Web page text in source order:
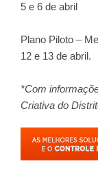
5 e 6 de abril
Plano Piloto –
12 e 13 de abril.
*Com
Criativa do